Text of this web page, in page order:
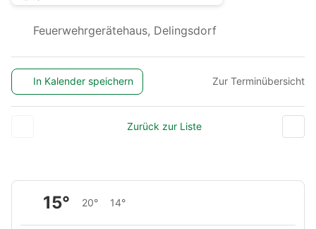
Feuerwehrgerätehaus, Delingsdorf
In Kalender speichern Zur Terminübersicht
Zurück zur Liste
15° 20° 14°